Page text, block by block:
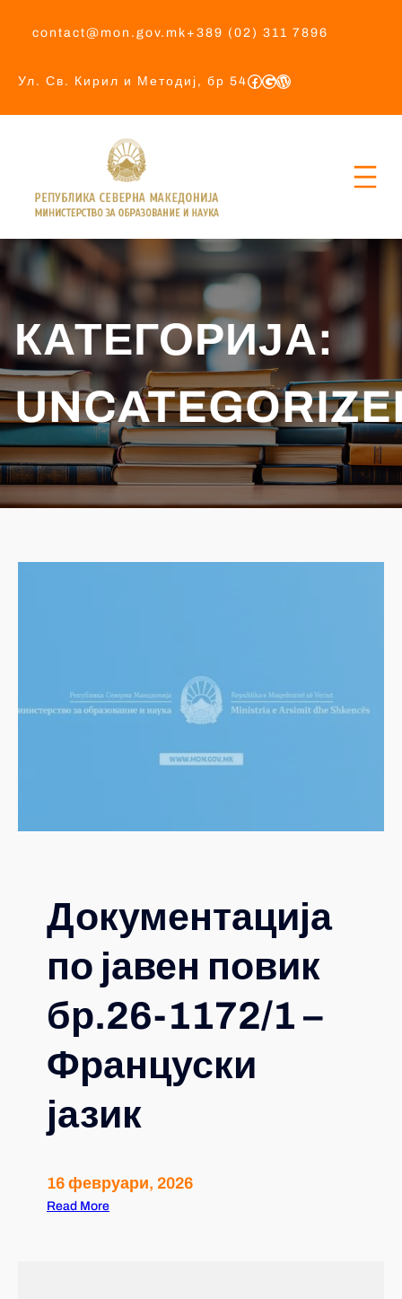
contact@mon.gov.mk +389 (02) 311 7896
Ул. Св. Кирил и Методиј, бр 54
КАТЕГОРИЈА:
Документација
по јавен повик
бр.26-1172/1 –
Француски
јазик
16 февруари, 2026
Read More